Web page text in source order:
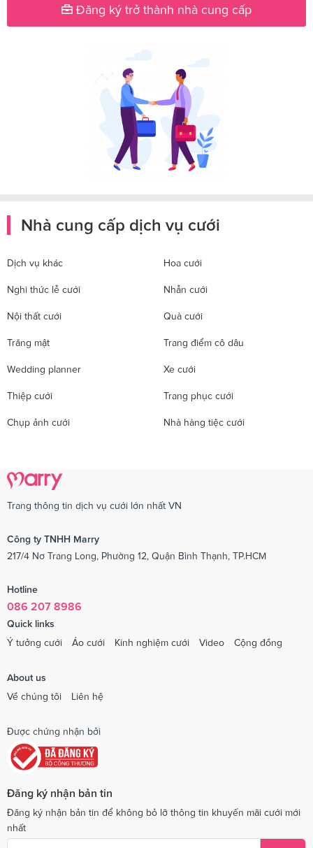
Đăng ký trở thành nhà cung cấp
Nhà cung cấp dịch vụ cưới
Dịch vụ khác Hoa cưới
Nghi thức lễ cưới Nhẫn cưới
Nội thất cưới Quà cưới
Trăng mật Trang điểm cô dâu
Wedding planner Xe cưới
Thiệp cưới Trang phục cưới
Chụp ảnh cưới Nhà hàng tiệc cưới
Trang thông tin dịch vụ cưới lớn nhất VN
Công ty TNHH Marry
217/4 Nơ Trang Long, Phường 12, Quận Bình Thạnh, TP.HCM
Hotline
086 207 8986
Quick links
Ý tưởng cưới
Áo cưới Kinh nghiệm cưới Video Cộng đồng
About us
Về chúng tôi
Liên hệ
Được chứng nhận bởi
Đăng ký nhận bản tin
Đăng ký nhận bản tin để không bỏ lỡ thông tin khuyến mãi cưới mới
nhất